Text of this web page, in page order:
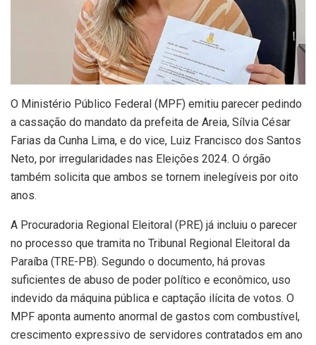
O Ministério Público Federal (MPF) emitiu parecer pedindo
a cassação do mandato da prefeita de Areia, Sílvia César
Farias da Cunha Lima, e do vice, Luiz Francisco dos Santos
Neto, por irregularidades nas Eleições 2024. O órgão
também solicita que ambos se tornem inelegíveis por oito
anos.
A Procuradoria Regional Eleitoral (PRE) já incluiu o parecer
no processo que tramita no Tribunal Regional Eleitoral da
Paraíba (TRE-PB). Segundo o documento, há provas
suficientes de abuso de poder político e econômico, uso
indevido da máquina pública e captação ilícita de votos. O
MPF aponta aumento anormal de gastos com combustível,
crescimento expressivo de servidores contratados em ano